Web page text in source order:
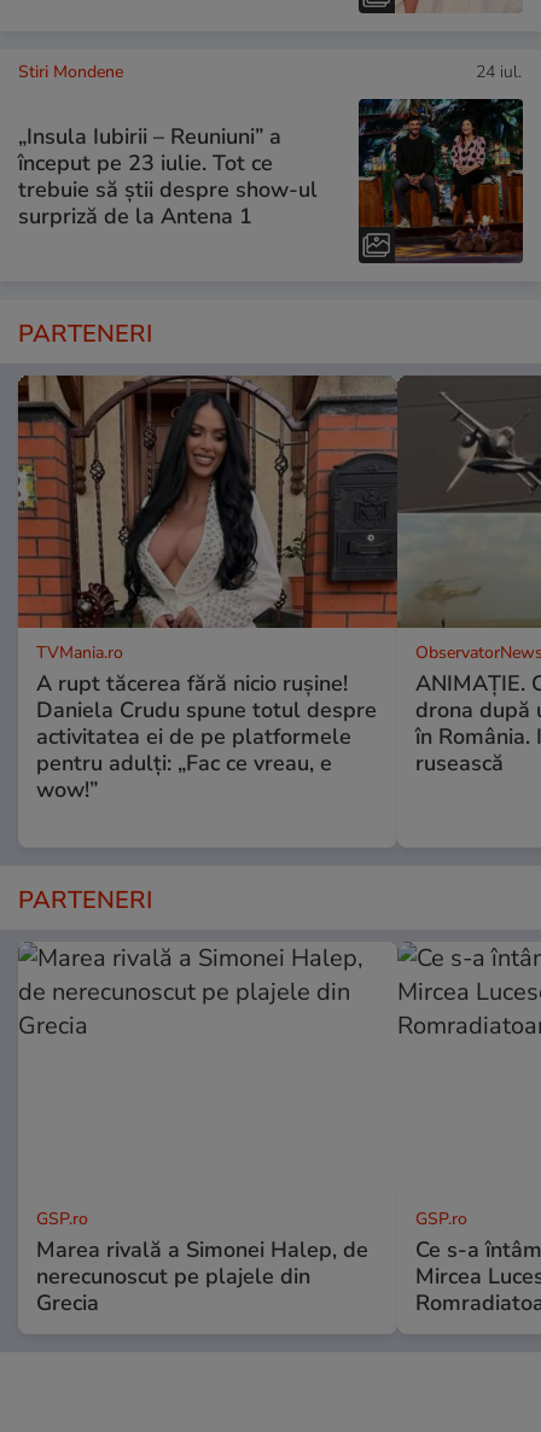
Stiri Mondene 24 iul.
„Insula Iubirii – Reuniuni” a
început pe 23 iulie. Tot ce
trebuie să știi despre show-ul
surpriză de la Antena 1
PARTENERI
TVMania.ro
A rupt tăcerea fără nicio rușine!
Daniela Crudu spune totul despre
activitatea ei de pe platformele
pentru adulți: „Fac ce vreau, e
wow!”
ANIMAŢIE.
drona după
în România.
rusească
PARTENERI
GSP.ro
Marea rivală a Simonei Halep, de
nerecunoscut pe plajele din
Grecia
GSP.ro
Ce s-a
Mircea